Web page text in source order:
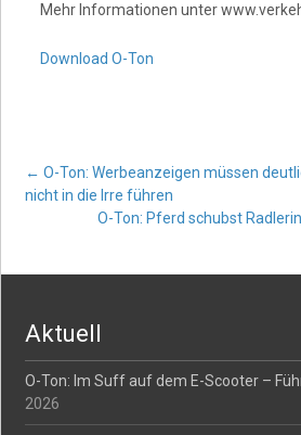
Mehr Informationen unter
Download O-Ton
Post
navigation
← O-Ton: Werbeanzeigen müssen
nicht in die Irre führen
O-Ton: Pferd schubst
Aktuell
O-Ton: Im Suff auf dem E-Scooter –
2026